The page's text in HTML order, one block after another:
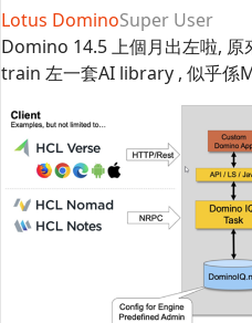
Lotus DominoSuper User
Domino 14.5 上個月出左啦,
train 左一套AI library , 似乎係